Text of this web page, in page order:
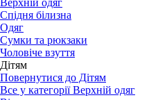
Верхній одяг
Спідня білизна
Одяг
Сумки та рюкзаки
Чоловіче взуття
Дітям
Повернутися до Дітям
Все у категорії Верхній одяг